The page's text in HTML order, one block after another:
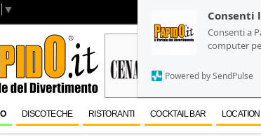
Consenti
Consenti a
computer
Powered by SendPulse
Consenti
Consenti a
computer
Powered by SendPulse
▼
DISCOTECHE RISTORANTI COCKTAIL BAR LOCATION